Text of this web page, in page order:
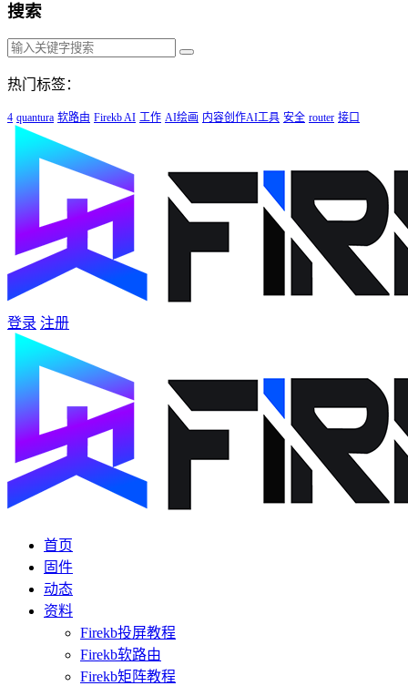
搜索
热门标签：
4 quantura 软路由 Firekb AI 工作 AI绘画 内容创作AI工具 安全 router 接口
登录 注册
首页
固件
动态
资料
Firekb投屏教程
Firekb软路由
Firekb矩阵教程